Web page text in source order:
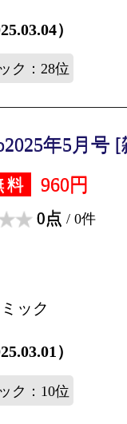
）
ク：28位
年5月号
料 960円
0点 / 0件
ック
）
ク：10位